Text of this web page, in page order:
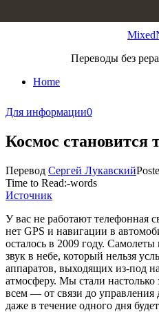
Переводы без
Home
Для информации0
Космос становится
Перевод Сергей Лукавский
Time to Read:-words
Источник
У вас не работают телефонная
нет GPS и навигации в
осталось в 2009 году.
звук в небе, который нельзя
аппаратов, выходящих из-под
атмосферу. Мы стали
всем — от связи до управления
даже в течение одного дня